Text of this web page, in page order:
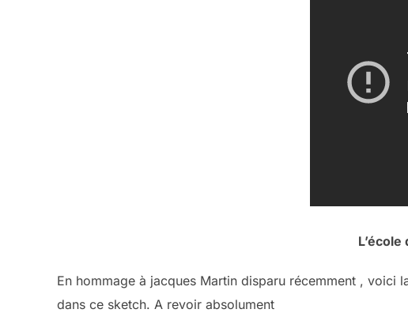
En hommage à jacques Martin disparu récemment , voici
dans ce sketch. A revoir absolument